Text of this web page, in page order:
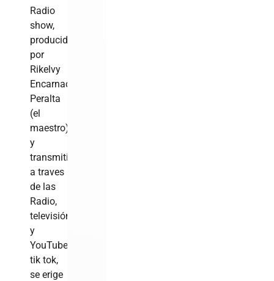
Radio
show,
producido
por
Rikelvy
Encarnacion
Peralta
(el
maestro)
y
transmitidos
a traves
de las
Radio,
televisión
y
YouTube,
tik tok,
se erige